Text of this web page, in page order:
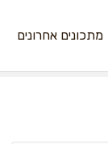
מתכונים אחרונים